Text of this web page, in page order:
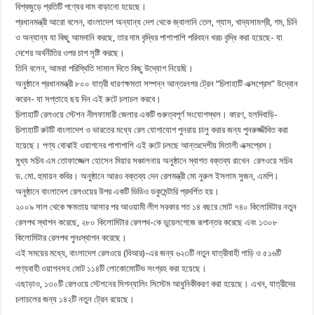
বিশ্বজুড়ে প্রতিটি পণ্যের দাম বাড়ানো হয়েছে।
প্রধানমন্ত্রী আরো বলেন, বাংলাদেশ অন্যান্য দেশ থেকে জ্বালানি তেল, গ্যাস, খাদ্যসামগ্রী, গম, চিনি
ও অন্যান্য যা কিছু আমদানি করছে, তার দাম বৃদ্ধির পাশাপাশি পরিবহন খরচ বৃদ্ধি করা হয়েছে- যা
দেশের অর্থনীতির ওপর চাপ সৃষ্টি করছে।
তিনি বলেন, আমরা পরিস্থিতি সামাল দিতে কিছু উদ্যোগ নিয়েছি।
অনুষ্ঠানে প্রধানমন্ত্রী ৮০০ যাত্রী ধারণক্ষমতা সম্পন্ন আন্তঃনগর ট্রেন “চিলাহাটি এক্সপ্রেস” উদ্বোন
করেন- যা সপ্তাহে ছয় দিন এই রুটে চলাচল করবে।
চিলাহাটি রেলওয়ে স্টেশন নীলফামারী জেলার একটি গুরুত্বপূর্ণ সংযোগস্থল। কারণ, হলদিবাড়ি-
চিলাহাটি রুটটি বাংলাদেশ ও ভারতের মধ্যে রেল যোগাযোগ পুনরায় চালু করার জন্য পুনরুজ্জীবিত করা
হয়েছে। পণ্য বোঝাই ওয়াগনের পাশাপাশি এই রুটে চলছে আন্তঃদেশীয় মিতালী এক্সপ্রেস।
মুখ্য সচিব এম তোফাজ্জেল হোসেন মিয়ার সঞ্চালনায় অনুষ্ঠানে স্বাগত বক্তব্য রাখেন রেলওয়ে সচিব
ড. মো. হুমায়ন কবির। অনুষ্ঠানে আরও বক্তব্য দেন রেলমন্ত্রী মো নুরুল ইসলাম সুজন, এমপি।
অনুষ্ঠানে বাংলাদেশ রেলওয়ের উপর একটি ভিডিও ডকুমেন্টারি প্রদর্শিত হয়।
২০০৯ সাল থেকে ক্ষমতায় আসার পর আওয়ামী লীগ সরকার গত ১৪ বছরে মোট ৭৪০ কিলোমিটার নতুন
রেলপথ স্থাপন করেছে, ২৮০ কিলোমিটার রেলপথ-কে ডুয়েলগেজে রূপান্তর করেছে এবং ১৩০৮
কিলোমিটার রেলপথ পুনঃস্থাপন করেছে।
এই সময়ের মধ্যে, বাংলাদেশ রেলওয়ে (বিআর)-এর জন্য ৬২৩টি নতুন যাত্রীবাহী গাড়ি ও ৫১৬টি
পণ্যবাহী ওয়াগনসহ মোট ১১৪টি লোকোমোটিভ সংগ্রহ করা হয়েছে।
এছাড়াও, ১৩০টি রেলওয়ে স্টেশনের সিগন্যালিং সিস্টেম আধুনিকীকরণ করা হয়েছে। এখন, যাত্রীদের
চলাচলের জন্য ১৪২টি নতুন ট্রেন রয়েছে।